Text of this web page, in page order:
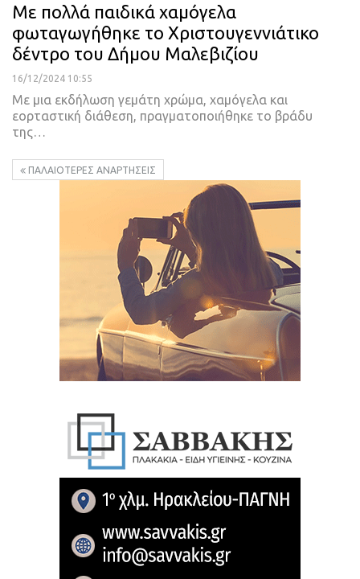
Με πολλά παιδικά χαμόγελα
φωταγωγήθηκε το Χριστουγεννιάτικο
δέντρο του Δήμου Μαλεβιζίου
16/12/2024 10:55
Με μια εκδήλωση γεμάτη χρώμα, χαμόγελα και
εορταστική διάθεση, πραγματοποιήθηκε το βράδυ
της…
ΠΑΛΑΙΌΤΕΡΕΣ ΑΝΑΡΤΉΣΕΙΣ